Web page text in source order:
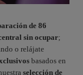
de 86
sin ocupar;
o relájate
basados en
selección de